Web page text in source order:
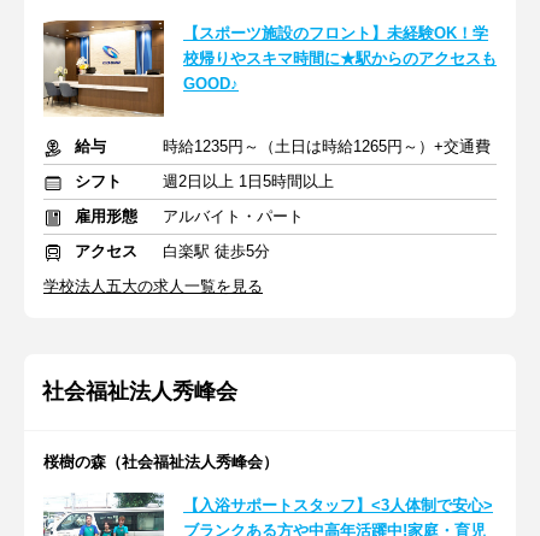
【スポーツ施設のフロント】未経験OK！学
校帰りやスキマ時間に★駅からのアクセスも
GOOD♪
給与
時給1235円～（土日は時給1265円～）+交通費
シフト
週2日以上 1日5時間以上
雇用形態
アルバイト・パート
アクセス
白楽駅 徒歩5分
学校法人五大の求人一覧を見る
社会福祉法人秀峰会
桜樹の森（社会福祉法人秀峰会）
【入浴サポートスタッフ】<3人体制で安心>
ブランクある方や中高年活躍中!家庭・育児